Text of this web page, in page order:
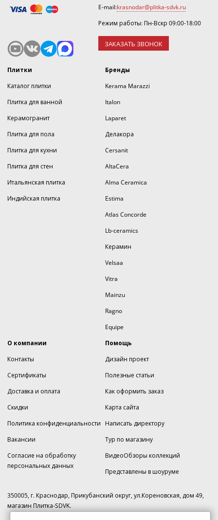
E-mail:krasnodar@plitka-sdvk.ru
Режим работы: Пн-Вскр 09:00-18:00
ЗАКАЗАТЬ ЗВОНОК
Плитки
Каталог плитки
Плитка для ванной
Керамогранит
Плитка для пола
Плитка для кухни
Плитка для стен
Итальянская плитка
Индийская плитка
Бренды
Kerama Marazzi
Italon
Laparet
Делакора
Cersanit
AltaCera
Alma Ceramica
Estima
Atlas Concorde
Lb-ceramics
Керамин
Velsaa
Vitra
Mainzu
Ragno
Equipe
О компании
Контакты
Сертификаты
Доставка и оплата
Скидки
Политика конфиденциальности
Вакансии
Согласие на обработку
персональных данных
Помощь
Дизайн проект
Полезные статьи
Как оформить заказ
Карта сайта
Написать директору
Тур по магазину
ВидеоОбзоры коллекций
Представлены в шоуруме
350005, г. Краснодар, Прикубанский округ, ул.Кореновская, дом 49,
магазин Плитка-SDVK.